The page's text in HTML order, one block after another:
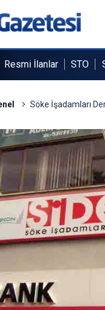
Resmi İlanlar STO
Söke İşadamları